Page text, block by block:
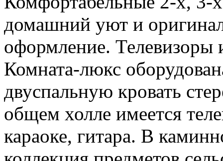
домашний уют и
оформление. Телевизоры
Комната-люкс
двуспальную кровать
общем холле имеется
караоке, гитара. В